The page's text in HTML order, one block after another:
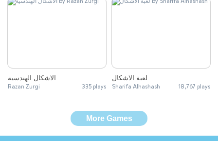
الاشكال الهندسية
Razan Zurgi 335 plays
لعبة الاشكال
Sharifa Alhashash 18,767 plays
More Games